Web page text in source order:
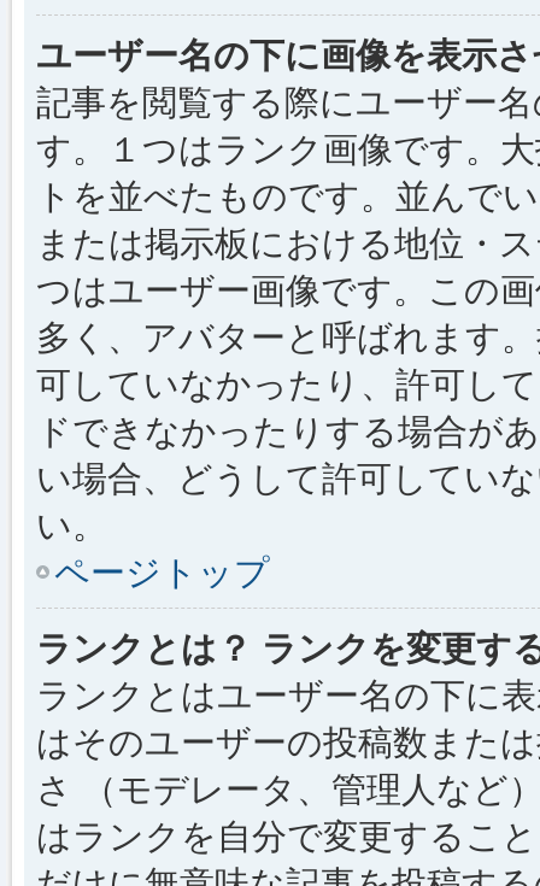
ユーザー名の下に画像を表示
記事を閲覧する際にユーザー
す。１つはランク画像です。
トを並べたものです。並んで
または掲示板における地位・
つはユーザー画像です。この
多く、アバターと呼ばれます
可していなかったり、許可し
ドできなかったりする場合が
い場合、どうして許可してい
い。
ページトップ
ランクとは？ ランクを変更す
ランクとはユーザー名の下に
はそのユーザーの投稿数また
さ （モデレータ、管理人など
はランクを自分で変更するこ